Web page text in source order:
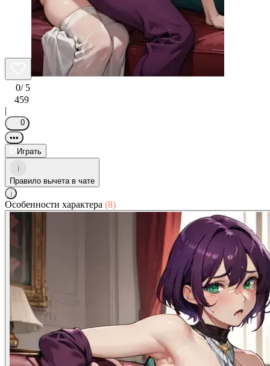
0/ 5
459
|
0
•••
Играть
i
Правило вычета в чате
i
Особенности характера (8)